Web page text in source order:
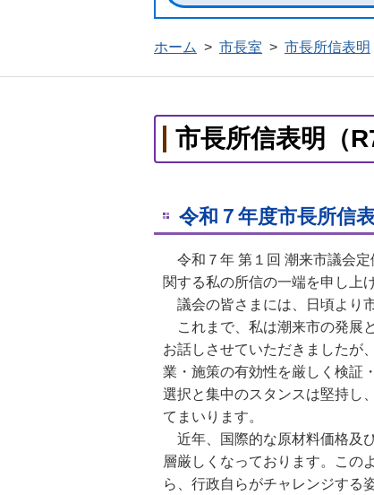
ホーム > 市長室 > 市長所信表明
市長所信表明（
令和７年度市長所信
令和７年 第１回 潮来市議会
関する私の所信の一端を申し上
議会の皆さまには、日頃より
これまで、私は潮来市の発展
お話しさせていただきましたが
業・施策の有効性を厳しく検証
選択と集中のスタンスは堅持し
てまいります。
近年、国際的な原材料価格及
層厳しくなっております。この
ら、行政自らがチャレンジする